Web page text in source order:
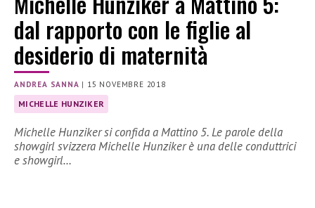
dal rapporto con le figlie al
desiderio di maternità
ANDREA SANNA | 15 NOVEMBRE 2018
MICHELLE HUNZIKER
Michelle Hunziker si confida a Mattino 5. Le parole della
showgirl svizzera Michelle Hunziker è una delle conduttrici
e showgirl…